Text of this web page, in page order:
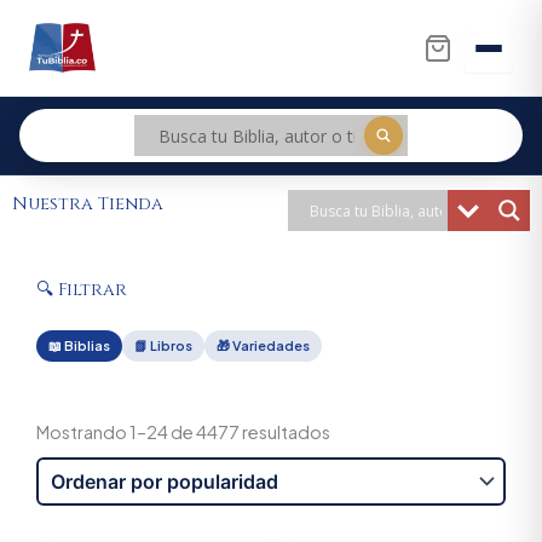
contenido
Nuestra Tienda
🔍 Filtrar
📖 Biblias 📗 Libros 🎁 Variedades
Mostrando 1–24 de 4477 resultados